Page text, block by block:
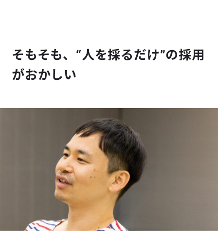
そもそも、“人を採るだけ”の採用
がおかしい